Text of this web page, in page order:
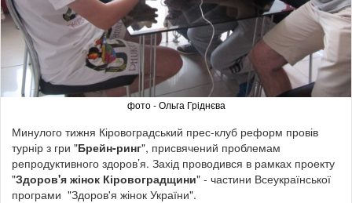
фото - Ольга Гріднєва
Минулого тижня Кіровоградський прес-клуб реформ провів
турнір з гри "Брейн-ринг", присвячений проблемам
репродуктивного здоров’я. Захід проводився в рамках проекту
"Здоров'я жінок Кіровоградщини" - частини Всеукраїнської
програми "Здоров'я жінок України".